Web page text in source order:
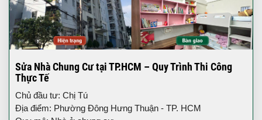
Sửa Nhà Chung Cư tại TP.HCM – Quy Trình Thi Công
Thực Tế
Chủ đầu tư: Chị Tú
Địa điểm: Phường Đông Hưng Thuận - TP. HCM